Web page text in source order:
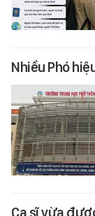
Nhiều Phó
Ca sĩ vừa